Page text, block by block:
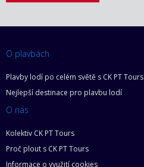
O plavbách
Plavby lodí po celém světě s CK PT Tours
Nejlepší destinace pro plavbu lodí
O nás
Kolektiv CK PT Tours
Proč plout s CK PT Tours
Informace o využití cookies